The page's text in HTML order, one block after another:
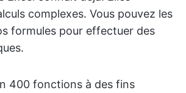
complexes. Vous pouvez les
formules pour effectuer des
400 fonctions à des fins